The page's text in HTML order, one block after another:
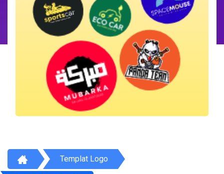
Templat Logo